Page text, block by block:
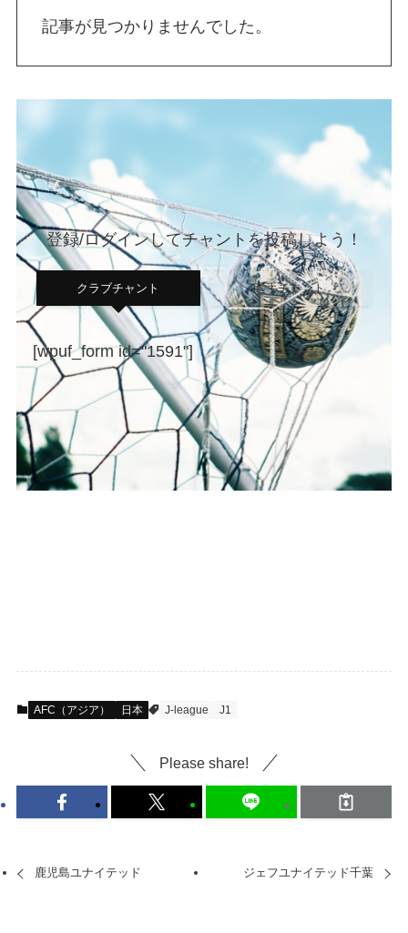
記事が見つかりませんでした。
登録/ログインしてチャントを投稿しよう！
クラブチャント 選手チャント
[wpuf_form id="1591"]
AFC（アジア） 日本 J-league J1
Please share!
鹿児島ユナイテッド ジェフユナイテッド千葉